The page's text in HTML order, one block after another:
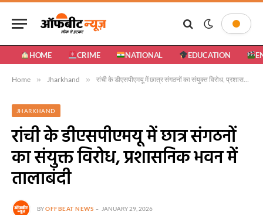
HOME CRIME NATIONAL EDUCATION
Home » Jharkhand » रांची के डीएसपीएमयू में छात्र संगठनों का संयुक्त विरोध, प्रशासनिक भवन में तालाबंदी
JHARKHAND
रांची के डीएसपीएमयू में छात्र संगठनों
का संयुक्त विरोध, प्रशासनिक भवन में
तालाबंदी
BYOFFBEAT NEWS JANUARY 29, 2026